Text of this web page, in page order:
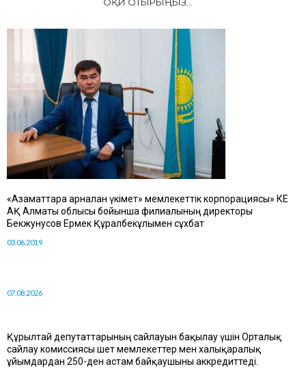
«Азаматтарға арналған үкімет» мемлекеттік корпорациясы» КЕ
АҚ Алматы облысы бойынша филиалының директоры
Бекжунусов Ермек Құралбекұлымен сұхбат
03.06.2019
07.08.2026
Құрылтай депутаттарының сайлауын бақылау үшін Орталық
сайлау комиссиясы шет мемлекеттер мен халықаралық
ұйымдардан 250-ден астам байқаушыны аккредиттеді.